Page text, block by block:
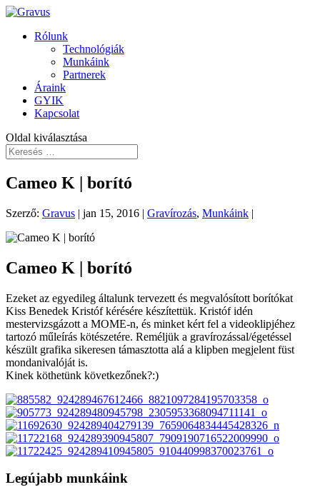
Rólunk
Technológiák
Munkáink
Partnerek
Áraink
GYIK
Kapcsolat
Oldal kiválasztása
Cameo K | borító
Szerző: Gravus | jan 15, 2016 | Gravírozás, Munkáink |
Cameo K | borító
Ezeket az egyedileg általunk tervezett és megvalósított borítókat
Kiss Benedek Kristóf kérésére készítettük. Kristóf idén
mestervizsgázott a MOME-n, és minket kért fel a videoklipjéhez
tartozó műleírás kötészetére. Reméljük a gravírozással/égetéssel
készült grafika sikeresen támasztotta alá a klipben megjelent füst
mondanivalóját is.
Kinek köthetünk következőnek?:)
Legújabb munkáink